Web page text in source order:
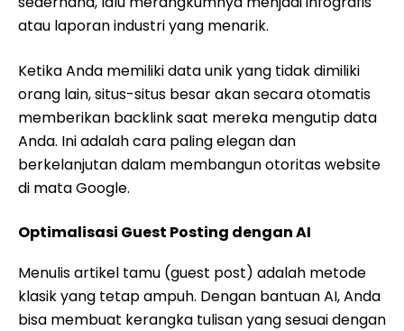
atau laporan industri yang menarik.
Ketika Anda memiliki data unik yang tidak dimiliki
orang lain, situs-situs besar akan secara otomatis
memberikan backlink saat mereka mengutip data
Anda. Ini adalah cara paling elegan dan
berkelanjutan dalam membangun otoritas website
di mata Google.
Optimalisasi Guest Posting dengan AI
Menulis artikel tamu (guest post) adalah metode
klasik yang tetap ampuh. Dengan bantuan AI, Anda
bisa membuat kerangka tulisan yang sesuai dengan